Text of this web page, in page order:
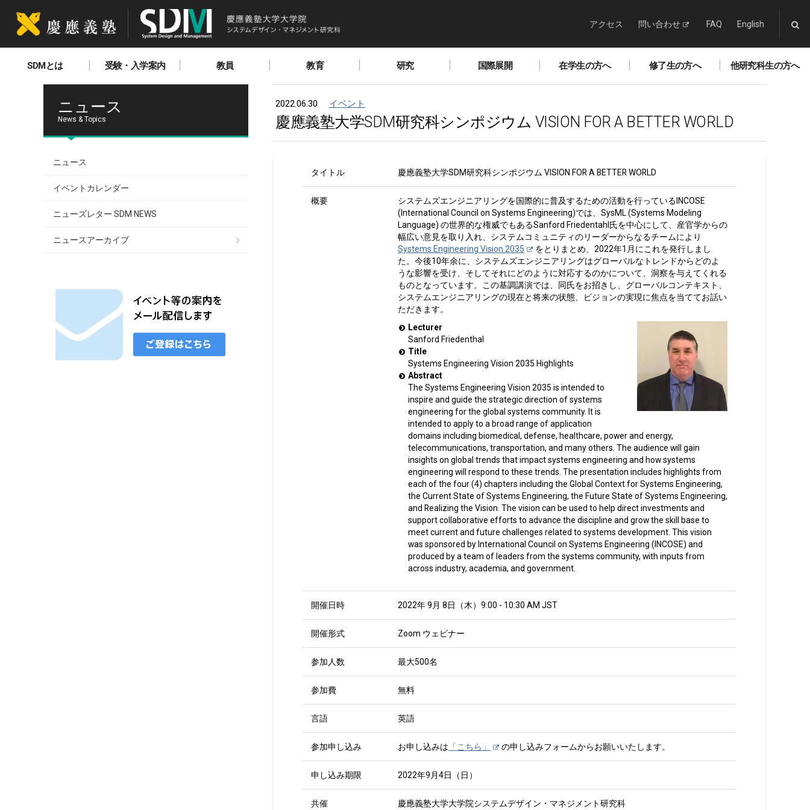
アクセス 問い合わせ FAQ English
SDMとは 受験・入学案内 教員 教育 研究 国際展開 在学生の方へ 修了生の方へ 他研究科生の方へ
2022.06.30 イベント
慶應義塾大学SDM研究科シンポジウム VISION FOR A BETTER WORLD
タイトル 慶應義塾大学SDM研究科シンポジウム VISION FOR A BETTER WORLD
概要
システムズエンジニアリングを国際的に普及するための活動を行っているINCOSE
(International Council on Systems Engineering)では、SysML (Systems Modeling
Language) の世界的な権威でもあるSanford Friedentahl氏を中心にして、産官学からの
幅広い意見を取り入れ、システムコミュニティのリーダーからなるチームにより
Systems Engineering Vision 2035
をとりまとめ、2022年1月にこれを発行しまし
た。今後10年余に、システムズエンジニアリングはグローバルなトレンドからどのよ
うな影響を受け、そしてそれにどのように対応するのかについて、洞察を与えてくれる
ものとなっています。この基調講演では、同氏をお招きし、グローバルコンテキスト、
システムエンジニアリングの現在と将来の状態、ビジョンの実現に焦点を当ててお話い
ただきます。
Lecturer
Sanford Friedenthal
Title
Systems Engineering Vision 2035 Highlights
Abstract
The Systems Engineering Vision 2035 is intended to
inspire and guide the strategic direction of systems
engineering for the global systems community. It is
intended to apply to a broad range of application
domains including biomedical, defense, healthcare, power and energy,
telecommunications, transportation, and many others. The audience will gain
insights on global trends that impact systems engineering and how systems
engineering will respond to these trends. The presentation includes highlights from
each of the four (4) chapters including the Global Context for Systems Engineering,
the Current State of Systems Engineering, the Future State of Systems Engineering,
and Realizing the Vision. The vision can be used to help direct investments and
support collaborative efforts to advance the discipline and grow the skill base to
meet current and future challenges related to systems development. This vision
was sponsored by International Council on Systems Engineering (INCOSE) and
produced by a team of leaders from the systems community, with inputs from
across industry, academia, and government.
開催日時 2022年 9月 8日（木）9:00 - 10:30 AM JST
開催形式 Zoom ウェビナー
参加人数 最大500名
参加費 無料
言語 英語
参加申し込み お申し込みは 「こちら」 の申し込みフォームからお願いいたします。
申し込み期限 2022年9月4日（日）
共催 慶應義塾大学大学院システムデザイン・マネジメント研究科
ニュース
News & Topics
ニュース
イベントカレンダー
ニューズレター SDM NEWS
ニュースアーカイブ